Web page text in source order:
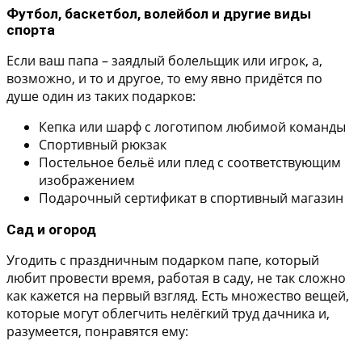
Футбол, баскетбол, волейбол и другие виды
спорта
Если ваш папа – заядлый болельщик или игрок, а,
возможно, и то и другое, то ему явно придётся по
душе один из таких подарков:
Кепка или шарф с логотипом любимой команды
Спортивный рюкзак
Постельное бельё или плед с соответствующим
изображением
Подарочный сертификат в спортивный магазин
Сад и огород
Угодить с праздничным подарком папе, который
любит провести время, работая в саду, не так сложно
как кажется на первый взгляд. Есть множество вещей,
которые могут облегчить нелёгкий труд дачника и,
разумеется, понравятся ему: